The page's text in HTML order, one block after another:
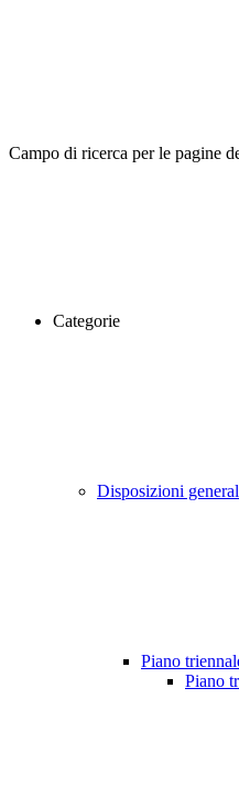
Campo di ricerca per le pagine
Categorie
Disposizioni
Piano
Piano